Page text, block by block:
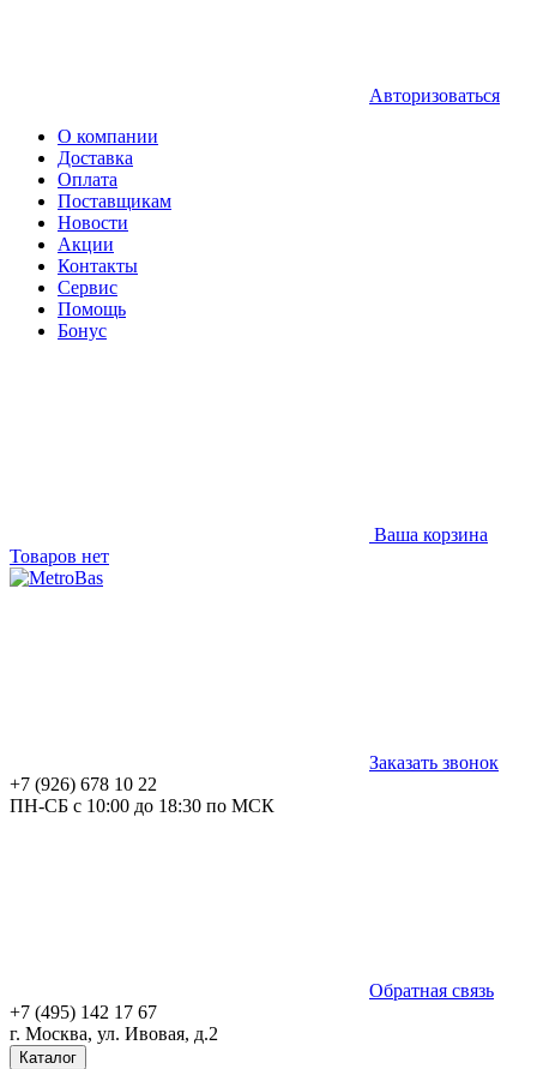
Авторизоваться
О компании
Доставка
Оплата
Поставщикам
Новости
Акции
Контакты
Сервис
Помощь
Бонус
Ваша корзина
Товаров нет
Заказать звонок
+7 (926) 678 10 22
ПН-СБ с 10:00 до 18:30 по МСК
Обратная связь
+7 (495) 142 17 67
г. Москва, ул. Ивовая, д.2
Каталог